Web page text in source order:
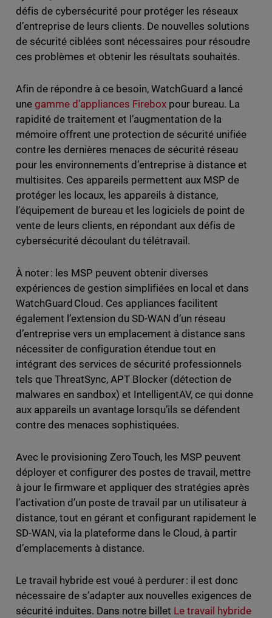
défis de cybersécurité pour protéger les réseaux
d’entreprise de leurs clients. De nouvelles solutions
de sécurité ciblées sont nécessaires pour résoudre
ces problèmes et obtenir les résultats souhaités.
Afin de répondre à ce besoin, WatchGuard a lancé
une gamme d’appliances Firebox pour bureau. La
rapidité de traitement et l’augmentation de la
mémoire offrent une protection de sécurité unifiée
contre les dernières menaces de sécurité réseau
pour les environnements d’entreprise à distance et
multisites. Ces appareils permettent aux MSP de
protéger les locaux, les appareils à distance,
l’équipement de bureau et les logiciels de point de
vente de leurs clients, en répondant aux défis de
cybersécurité découlant du télétravail.
À noter : les MSP peuvent obtenir diverses
expériences de gestion simplifiées en local et dans
WatchGuard Cloud. Ces appliances facilitent
également l’extension du SD-WAN d’un réseau
d’entreprise vers un emplacement à distance sans
nécessiter de configuration étendue tout en
intégrant des services de sécurité professionnels
tels que ThreatSync, APT Blocker (détection de
malwares en sandbox) et IntelligentAV, ce qui donne
aux appareils un avantage lorsqu’ils se défendent
contre des menaces sophistiquées.
Avec le provisioning Zero Touch, les MSP peuvent
déployer et configurer des postes de travail, mettre
à jour le firmware et appliquer des stratégies après
l’activation d’un poste de travail par un utilisateur à
distance, tout en gérant et configurant rapidement le
SD-WAN, via la plateforme dans le Cloud, à partir
d’emplacements à distance.
Le travail hybride est voué à perdurer : il est donc
nécessaire de s’adapter aux nouvelles exigences de
sécurité induites. Dans notre billet Le travail hybride